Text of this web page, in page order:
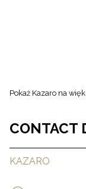
Pokaż Kazaro na
CONTACT
KAZARO